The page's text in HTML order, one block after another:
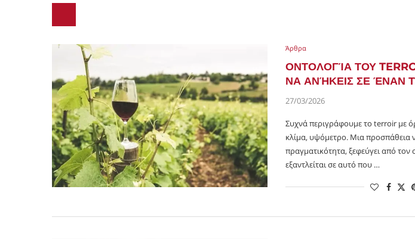
Άρθρα
ΟΝΤΟΛΟΓΊΑ ΤΟΥ
ΝΑ ΑΝΉΚΕΙΣ ΣΕ ΈΝΑΝ
27/03/2026
Συχνά περιγράφουμε το terroir με
κλίμα, υψόμετρο. Μια προσπάθεια
πραγματικότητα, ξεφεύγει από τον
εξαντλείται σε αυτό που …